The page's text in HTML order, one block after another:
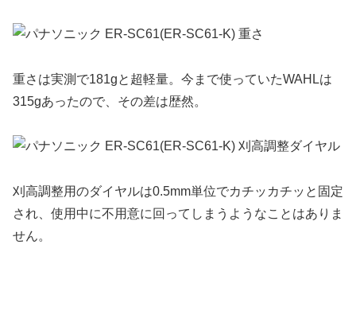
重さは実測で181gと超軽量。今まで使っていたWAHLは
315gあったので、その差は歴然。
刈高調整用のダイヤルは0.5mm単位でカチッカチッと固定
され、使用中に不用意に回ってしまうようなことはありま
せん。